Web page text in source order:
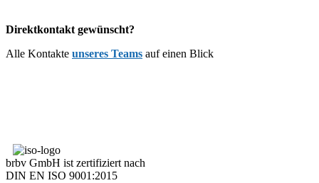
Direktkontakt gewünscht?
Alle Kontakte unseres Teams auf einen Blick
brbv GmbH ist zertifiziert nach
DIN EN ISO 9001:2015